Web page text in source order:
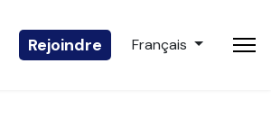
Rejoindre Sélectionnez votre
Français